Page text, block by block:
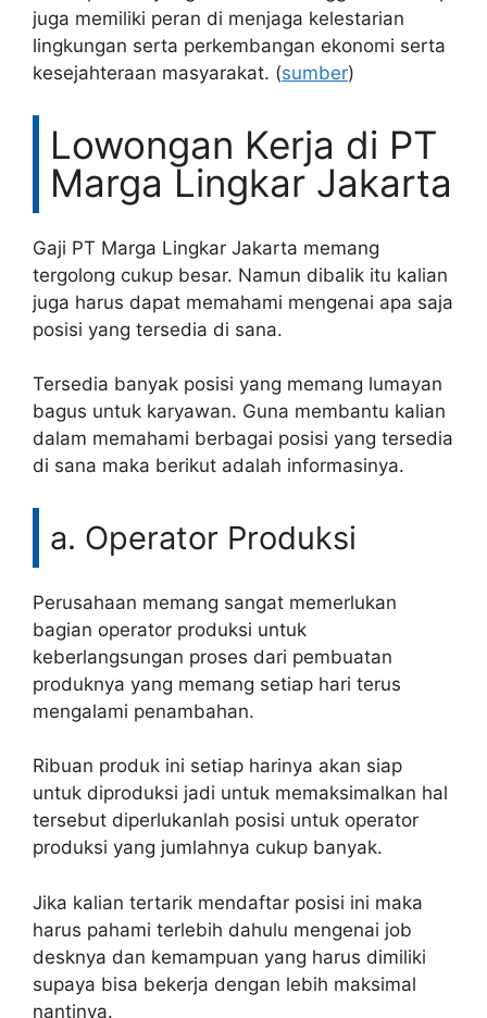
juga memiliki peran di menjaga kelestarian
lingkungan serta perkembangan ekonomi serta
kesejahteraan masyarakat. (sumber)
Lowongan Kerja di PT
Marga Lingkar Jakarta
Gaji PT Marga Lingkar Jakarta memang
tergolong cukup besar. Namun dibalik itu kalian
juga harus dapat memahami mengenai apa saja
posisi yang tersedia di sana.
Tersedia banyak posisi yang memang lumayan
bagus untuk karyawan. Guna membantu kalian
dalam memahami berbagai posisi yang tersedia
di sana maka berikut adalah informasinya.
a. Operator Produksi
Perusahaan memang sangat memerlukan
bagian operator produksi untuk
keberlangsungan proses dari pembuatan
produknya yang memang setiap hari terus
mengalami penambahan.
Ribuan produk ini setiap harinya akan siap
untuk diproduksi jadi untuk memaksimalkan hal
tersebut diperlukanlah posisi untuk operator
produksi yang jumlahnya cukup banyak.
Jika kalian tertarik mendaftar posisi ini maka
harus pahami terlebih dahulu mengenai job
desknya dan kemampuan yang harus dimiliki
supaya bisa bekerja dengan lebih maksimal
nantinya.